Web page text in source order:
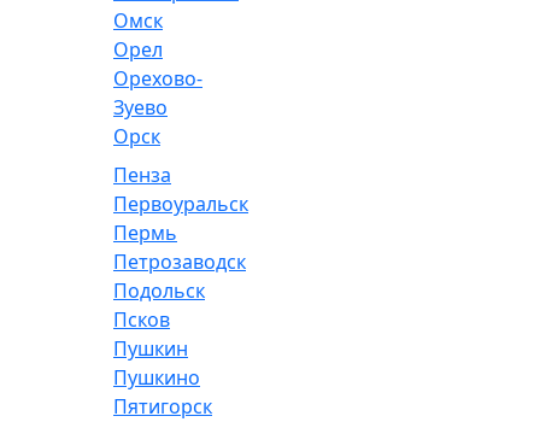
Омск
Орел
Орехово-
Зуево
Орск
Пенза
Первоуральск
Пермь
Петрозаводск
Подольск
Псков
Пушкин
Пушкино
Пятигорск